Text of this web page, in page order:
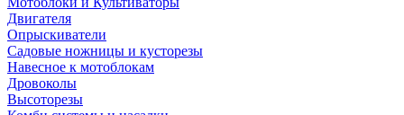
Двигателя
Опрыскиватели
Садовые ножницы и кусторезы
Навесное к мотоблокам
Дровоколы
Высоторезы